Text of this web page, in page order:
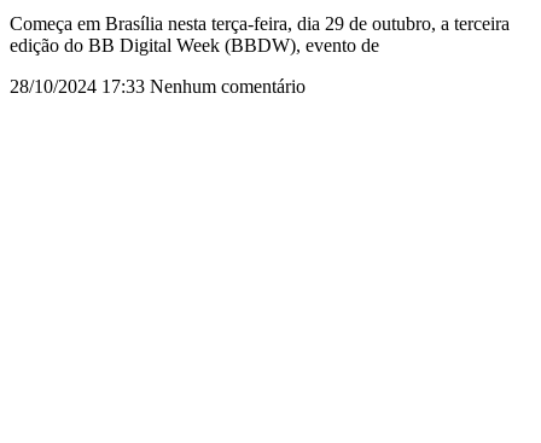
Começa em Brasília nesta terça-feira, dia 29 de outubro, a terceira
edição do BB Digital Week (BBDW), evento de
28/10/2024 17:33 Nenhum comentário